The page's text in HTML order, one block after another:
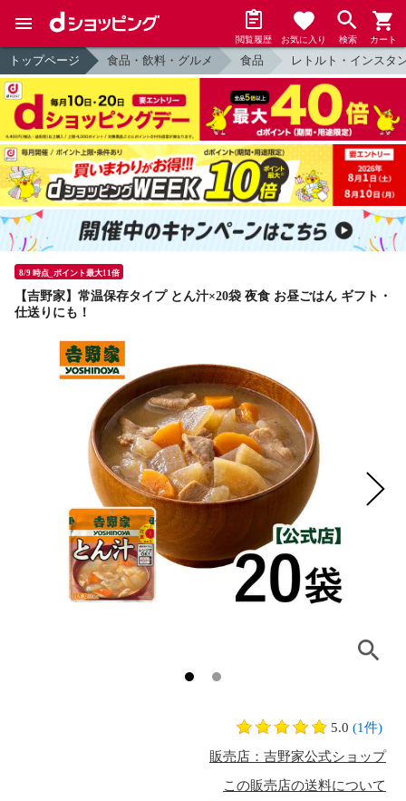
閲覧履歴 お気に入り 検索 カート
トップページ 食品・飲料・グルメ 食品 レトルト・インスタ
8/9 時点_ポイント最大11倍
【吉野家】常温保存タイプ とん汁×20袋 夜食 お昼ごはん ギフト・
仕送りにも！
5.0 (1件)
販売店：吉野家公式ショップ
この販売店の送料について